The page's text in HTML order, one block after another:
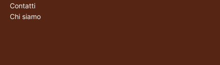
Contatti
Chi siamo